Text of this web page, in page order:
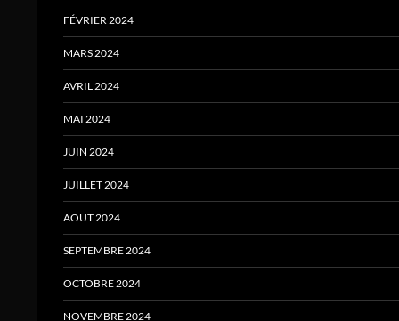
FÉVRIER 2024
MARS 2024
AVRIL 2024
MAI 2024
JUIN 2024
JUILLET 2024
AOUT 2024
SEPTEMBRE 2024
OCTOBRE 2024
NOVEMBRE 2024